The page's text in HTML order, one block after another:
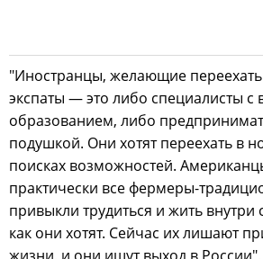
"Иностранцы, желающие
экспаты — это либо специалисты
образованием, либо
подушкой. Они хотят переехать в
поисках возможностей.
практически все фермеры-
привыкли трудиться и жить внутри
как они хотят. Сейчас их лишают